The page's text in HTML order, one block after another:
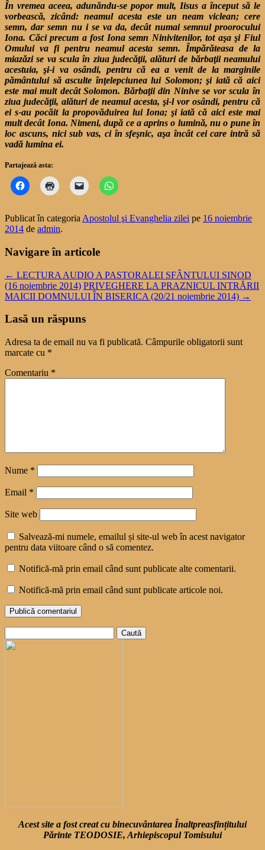
În vremea aceea, adunăndu-se popor mult, Iisus a început să le
vorbească, zicând: neamul acesta este un neam viclean; cere
semn, dar semn nu i se va da, decât numai semnul proorocului
Iona. Căci precum a fost Iona semn Ninivitenilor, tot aşa şi Fiul
Omului va fi pentru neamul acesta semn. Împărăteasa de la
miazăzi se va scula în ziua judecăţii, alături de bărbaţii neamului
acestuia, şi-i va osândi, pentru că ea a venit de la marginile
pământului să asculte înţelepciunea lui Solomon; şi iată că aici
este mai mult decât Solomon. Bărbaţii din Ninive se vor scula în
ziua judecăţii, alături de neamul acesta, şi-l vor osândi, pentru că
ei s-au pocăit la propovăduirea lui Iona; şi iată că aici este mai
mult decât Iona. Nimeni, după ce a aprins o lumină, nu o pune în
loc ascuns, nici sub vas, ci în sfeşnic, aşa încât cei care intră să
vadă lumina ei.
Partajează asta:
Publicat în categoria Apostolul şi Evanghelia zilei pe 16 noiembrie
2014 de admin.
Navigare în articole
← LECTURA AUDIO A PASTORALEI SFÂNTULUI SINOD
(16 noiembrie 2014) PRIVEGHERE LA PRAZNICUL INTRĂRII
MAICII DOMNULUI ÎN BISERICA (20/21 noiembrie 2014) →
Lasă un răspuns
Adresa ta de email nu va fi publicată. Câmpurile obligatorii sunt
marcate cu *
Comentariu *
Nume *
Email *
Site web
Salvează-mi numele, emailul și site-ul web în acest navigator
pentru data viitoare când o să comentez.
Notifică-mă prin email când sunt publicate alte comentarii.
Notifică-mă prin email când sunt publicate articole noi.
după:
Acest site a fost creat cu binecuvântarea Înaltpreasfințitului
Părinte TEODOSIE, Arhiepiscopul Tomisului